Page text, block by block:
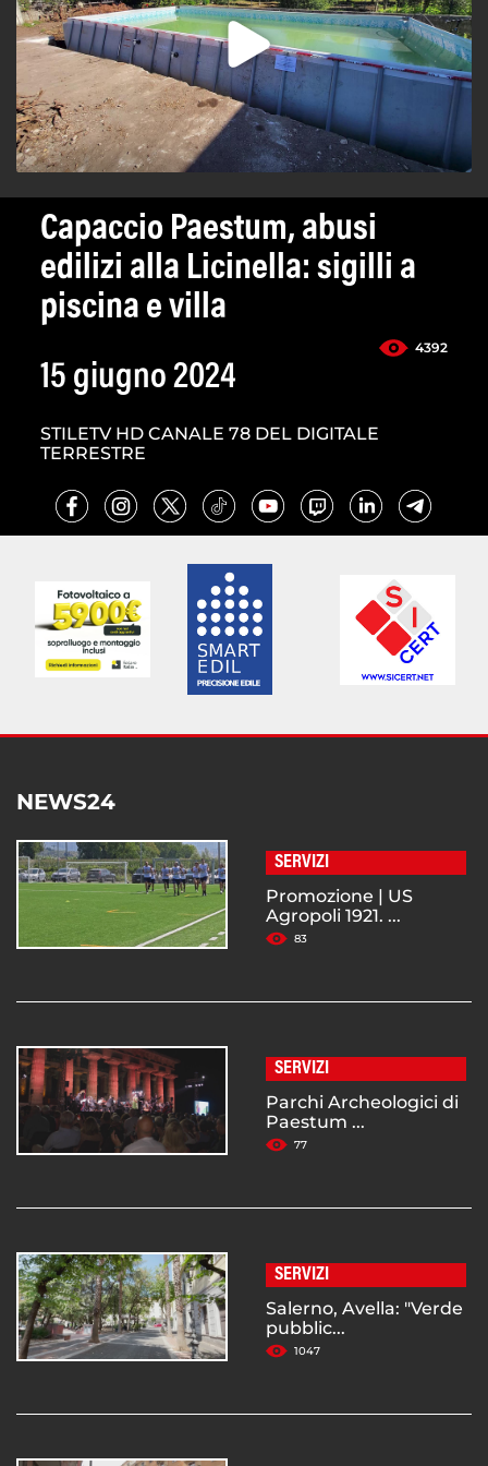
Capaccio Paestum, abusi
edilizi alla Licinella: sigilli a
piscina e villa
4392
15 giugno 2024
STILETV HD CANALE 78 DEL DIGITALE
TERRESTRE
NEWS24
SERVIZI
Promozione | US
Agropoli 1921. ...
83
SERVIZI
Parchi Archeologici di
Paestum ...
77
SERVIZI
Salerno, Avella: "Verde
pubblic...
1047